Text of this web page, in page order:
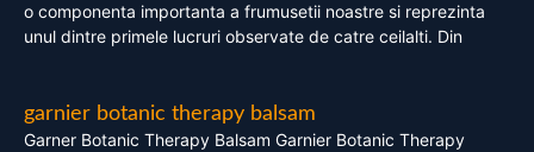
o componenta importanta a frumusetii noastre si reprezinta
unul dintre primele lucruri observate de catre ceilalti. Din
garnier botanic therapy balsam
Garner Botanic Therapy Balsam Garnier Botanic Therapy